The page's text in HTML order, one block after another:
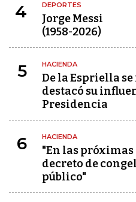
4 DEPORTES
Jorge Messi
(1958-2026)
5 HACIENDA
De la Espriella
destacó su
Presidencia
6 HACIENDA
"En las
decreto de
público"